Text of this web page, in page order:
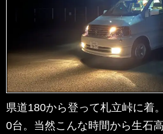
県道180から登って札立峠に着
0台。当然こんな時間から生石